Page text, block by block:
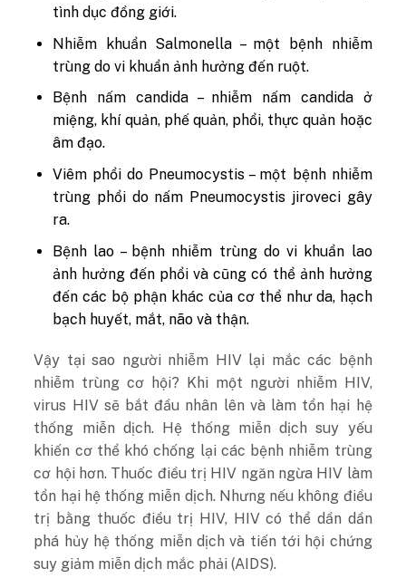
tình dục đồng giới.
Nhiễm khuẩn Salmonella – một bệnh nhiễm
trùng do vi khuẩn ảnh hưởng đến ruột.
Bệnh nấm candida – nhiễm nấm candida ở
miệng, khí quản, phế quản, phổi, thực quản hoặc
âm đạo.
Viêm phổi do Pneumocystis – một bệnh nhiễm
trùng phổi do nấm Pneumocystis jiroveci gây
ra.
Bệnh lao – bệnh nhiễm trùng do vi khuẩn lao
ảnh hưởng đến phổi và cũng có thể ảnh hưởng
đến các bộ phận khác của cơ thể như da, hạch
bạch huyết, mắt, não và thận.
Vậy tại sao người nhiễm HIV lại mắc các bệnh
nhiễm trùng cơ hội? Khi một người nhiễm HIV,
virus HIV sẽ bắt đầu nhân lên và làm tổn hại hệ
thống miễn dịch. Hệ thống miễn dịch suy yếu
khiến cơ thể khó chống lại các bệnh nhiễm trùng
cơ hội hơn. Thuốc điều trị HIV ngăn ngừa HIV làm
tổn hại hệ thống miễn dịch. Nhưng nếu không điều
trị bằng thuốc điều trị HIV, HIV có thể dần dần
phá hủy hệ thống miễn dịch và tiến tới hội chứng
suy giảm miễn dịch mắc phải (AIDS).